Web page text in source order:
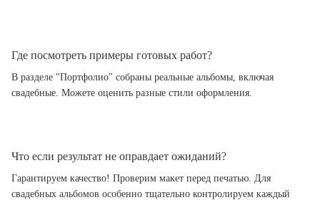
Где посмотреть примеры готовых работ?
В разделе "Портфолио" собраны реальные альбомы, включая
свадебные. Можете оценить разные стили оформления.
Что если результат не оправдает ожиданий?
Гарантируем качество! Проверим макет перед печатью. Для
свадебных альбомов особенно тщательно контролируем каждый